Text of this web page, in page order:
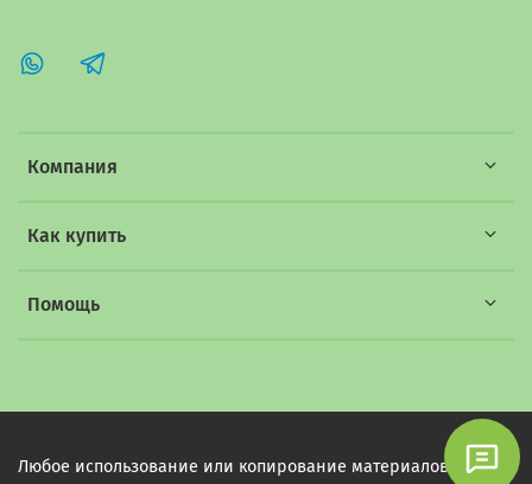
Компания
Как купить
Помощь
Любое использование или копирование материалов этого